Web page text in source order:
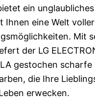
ein
Ihnen eine Welt voller
Mit
der LG
gestochen scharfe
die Ihre
erwecken.